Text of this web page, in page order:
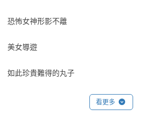
恐怖女神形影不離
美女導遊
如此珍貴難得的丸子
看更多